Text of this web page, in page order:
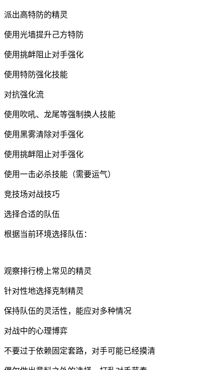
派出高特防的精灵
使用光墙提升己方特防
使用挑衅阻止对手强化
使用特防强化技能
对抗强化流
使用吹吼、龙尾等强制换人技能
使用黑雾清除对手强化
使用挑衅阻止对手强化
使用一击必杀技能（需要运气）
竞技场对战技巧
选择合适的队伍
根据当前环境选择队伍：
观察排行榜上常见的精灵
针对性地选择克制精灵
保持队伍的灵活性，能应对多种情况
对战中的心理博弈
不要过于依赖固定套路，对手可能已经摸清